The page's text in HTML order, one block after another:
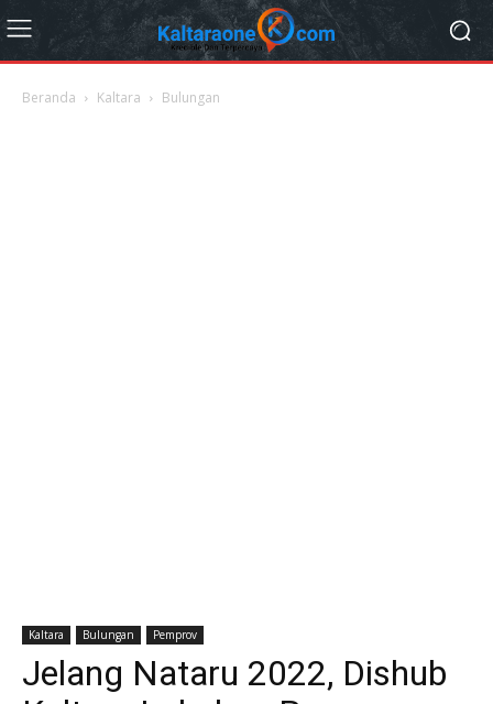
Beranda Kaltara Bulungan
Kaltara Bulungan Pemprov
Jelang Nataru 2022, Dishub